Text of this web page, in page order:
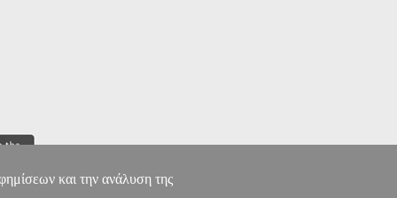
και την ανάλυση της